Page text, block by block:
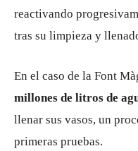
reactivando
tras su limpieza y
En el caso de la Font
millones de litros de
llenar sus vasos, un
primeras pruebas.